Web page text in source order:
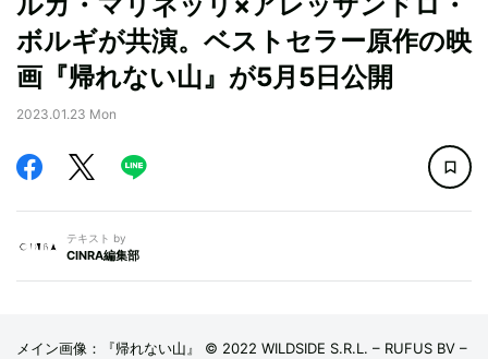
ボルギが共演。ベストセラー原作の映
画『帰れない山』が5月5日公開
2023.01.23 Mon
テキスト by
CINRA編集部
メイン画像：『帰れない山』 © 2022 WILDSIDE S.R.L. – RUFUS BV –